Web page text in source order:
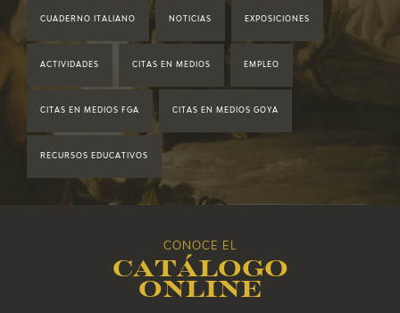
2017
CUADERNO ITALIANO NOTICIAS EXPOSICIONES
ACTIVIDADES CITAS EN MEDIOS EMPLEO
CITAS EN MEDIOS FGA CITAS EN MEDIOS GOYA
RECURSOS EDUCATIVOS
CONOCE EL
Catálogo
online